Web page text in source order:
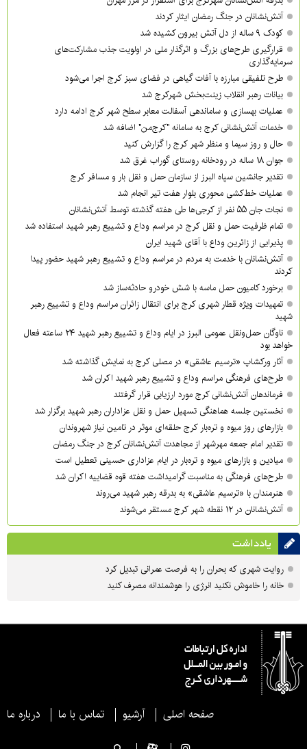
آتش‌نشانان در جنگ رمضان ایثار کردند
کودک ۹ ساله از دل آتش بیرون کشیده شد
قرارگیری طرح‌های بزرگ و اثرگذار ملی در اولویت‌ جذب مشارکت‌های
سرمایه‌گذاری
طرح تلفیقی مبارزه با آفات گیاهی در فضای سبز کرج اجرا می‌شود
بیانات رهبر انقلاب زینت‌بخش شهرکرج شد
عملیات بهسازی و ساماندهی آسفالت معابر سطح شهر کرج ادامه دارد
خدمات آتش‌نشانی کرج به سامانه "کرج‌من" اضافه شد
حال و روز سیما و منظر شهر کرج را گزارش کنید
جوان ۱۸ ساله در رودخانه روستای گوراب غرق شد
تقدیر جانشین سپاه البرز از سازمان حمل و نقل بار و مسافر کرج
عملیات خط‌کشی محوری بلوار هفت تیر انجام شد
نجات جان ۵۵ نفر از کرجی‌ها طی هفته گذشته توسط آتش‌نشانان
تمام ظرفیت حمل و نقل کرج در مراسم وداع و تشییع رهبر شهید استفاده شد
پذیرایی از زائرین وداع با آقای شهید ایران
آتش‌نشانان با خدمت به مردم در مراسم وداع و تشییع رهبر شهید حضور پیدا
کردند
برخورد کامیون حمل ماسه با شش خودرو حادثه‌ساز شد
تمهیدات ویژه قطار شهری کرج برای انتقال زائران مراسم وداع و تشییع رهبر
شهید
ناوگان حمل‌ونقل عمومی البرز در ایام وداع و تشییع رهبر شهید ۲۴ ساعته فعال
خواهد بود
آثار ورکشاپ «ترسیم عاشقی» در مصلی کرج به نمایش گذاشته شد
طرح‌های فرهنگی مراسم وداع و تشییع رهبر شهید اکران شد
فرماندهان آتش‌نشانی کرج مورد ارزیابی قرار گرفتند
نخستین جلسه هماهنگی تسهیل حمل و نقل عزاداران رهبر شهید برگزار شد
بازارهای روز میوه و تره‌بار کرج حلقه‌ای موثر در تامین نیاز شهروندان
تقدیر امام جمعه مهرشهر از مجاهدت آتش‌نشانان کرج در جنگ رمضان
میادین و بازارهای میوه و تره‌بار در ایام عزاداری حسینی تعطیل است
طرح‌های فرهنگی به مناسبت گرامیداشت هفته قوه قضاییه اکران شد
هنرمندان با «ترسیم عاشقی» به بدرقه رهبر شهید می‌روند
آتش‌نشانان در ۱۲ نقطه شهر کرج مستقر می‌شوند
یادداشت
روایت شهری که بحران را به فرصت عمرانی تبدیل کرد
خانه را خاموش نکنید انرژی را هوشمندانه مصرف کنید
صفحه اصلی آرشیو تماس با ما درباره ما